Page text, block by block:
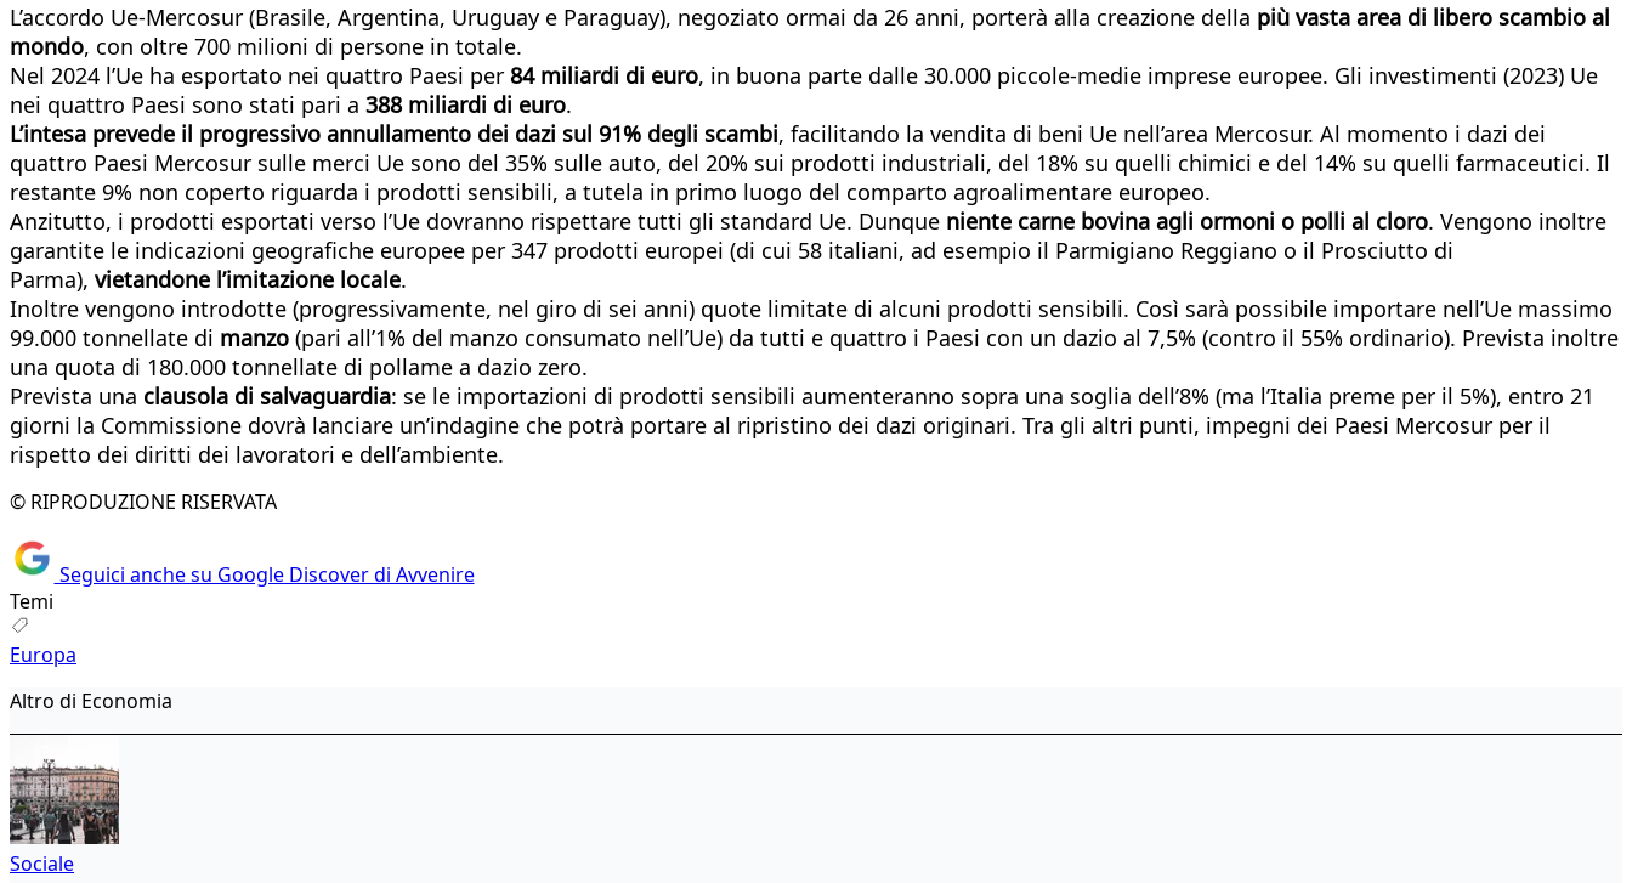
L’accordo Ue-Mercosur (Brasile, Argentina, Uruguay e Paraguay), negoziato ormai da 26 anni, porterà alla creazione della più vasta area di libero scambio al
mondo, con oltre 700 milioni di persone in totale.
Nel 2024 l’Ue ha esportato nei quattro Paesi per 84 miliardi di euro, in buona parte dalle 30.000 piccole-medie imprese europee. Gli investimenti (2023) Ue
nei quattro Paesi sono stati pari a 388 miliardi di euro.
L’intesa prevede il progressivo annullamento dei dazi sul 91% degli scambi, facilitando la vendita di beni Ue nell’area Mercosur. Al momento i dazi dei
quattro Paesi Mercosur sulle merci Ue sono del 35% sulle auto, del 20% sui prodotti industriali, del 18% su quelli chimici e del 14% su quelli farmaceutici. Il
restante 9% non coperto riguarda i prodotti sensibili, a tutela in primo luogo del comparto agroalimentare europeo.
Anzitutto, i prodotti esportati verso l’Ue dovranno rispettare tutti gli standard Ue. Dunque niente carne bovina agli ormoni o polli al cloro. Vengono inoltre
garantite le indicazioni geografiche europee per 347 prodotti europei (di cui 58 italiani, ad esempio il Parmigiano Reggiano o il Prosciutto di
Parma), vietandone l’imitazione locale.
Inoltre vengono introdotte (progressivamente, nel giro di sei anni) quote limitate di alcuni prodotti sensibili. Così sarà possibile importare nell’Ue massimo
99.000 tonnellate di manzo (pari all’1% del manzo consumato nell’Ue) da tutti e quattro i Paesi con un dazio al 7,5% (contro il 55% ordinario). Prevista inoltre
una quota di 180.000 tonnellate di pollame a dazio zero.
Prevista una clausola di salvaguardia: se le importazioni di prodotti sensibili aumenteranno sopra una soglia dell’8% (ma l’Italia preme per il 5%), entro 21
giorni la Commissione dovrà lanciare un’indagine che potrà portare al ripristino dei dazi originari. Tra gli altri punti, impegni dei Paesi Mercosur per il
rispetto dei diritti dei lavoratori e dell’ambiente.
© RIPRODUZIONE RISERVATA
Seguici anche su Google Discover di Avvenire
Temi
Europa
Altro di Economia
Sociale